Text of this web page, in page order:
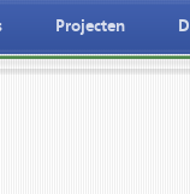
Projecten